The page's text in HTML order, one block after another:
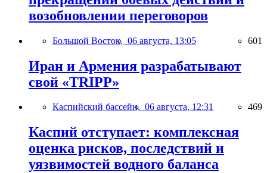
возобновлении переговоров
Большой Восток, 06 августа, 13:05 601
Иран и Армения разрабатывают
свой «TRIPP»
Каспийский бассейн, 06 августа, 12:31 469
Каспий отступает: комплексная
оценка рисков, последствий и
уязвимостей водного баланса